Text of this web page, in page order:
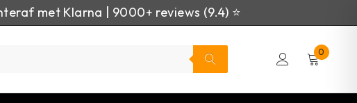
met Klarna | 9000+ reviews (9.4) ⭐
0